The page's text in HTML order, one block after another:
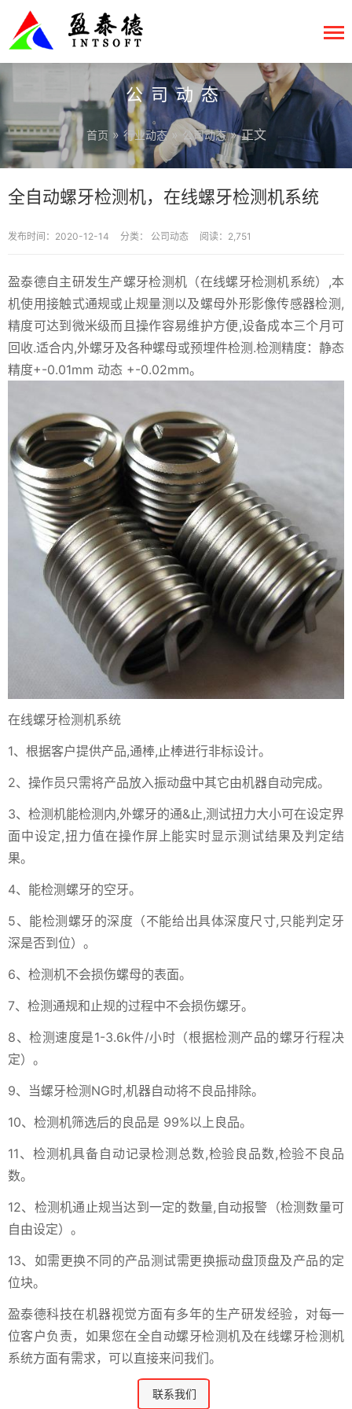
公司动态
首页 »行业动态» 公司动态» 正文
全自动螺牙检测机，在线螺牙检测机系统
发布时间：2020-12-14 分类： 公司动态 阅读：2,751
盈泰德自主研发生产螺牙检测机（在线螺牙检测机系统）,本
机使用接触式通规或止规量测以及螺母外形影像传感器检测,
精度可达到微米级而且操作容易维护方便,设备成本三个月可
回收.适合内,外螺牙及各种螺母或预埋件检测.检测精度：静态
精度+-0.01mm 动态 +-0.02mm。
在线螺牙检测机系统
1、根据客户提供产品,通棒,止棒进行非标设计。
2、操作员只需将产品放入振动盘中其它由机器自动完成。
3、检测机能检测内,外螺牙的通&止,测试扭力大小可在设定界
面中设定,扭力值在操作屏上能实时显示测试结果及判定结
果。
4、能检测螺牙的空牙。
5、能检测螺牙的深度（不能给出具体深度尺寸,只能判定牙
深是否到位）。
6、检测机不会损伤螺母的表面。
7、检测通规和止规的过程中不会损伤螺牙。
8、检测速度是1-3.6k件/小时（根据检测产品的螺牙行程决
定）。
9、当螺牙检测NG时,机器自动将不良品排除。
10、检测机筛选后的良品是 99%以上良品。
11、检测机具备自动记录检测总数,检验良品数,检验不良品
数。
12、检测机通止规当达到一定的数量,自动报警（检测数量可
自由设定）。
13、如需更换不同的产品测试需更换振动盘顶盘及产品的定
位块。
盈泰德科技在机器视觉方面有多年的生产研发经验，对每一
位客户负责，如果您在全自动螺牙检测机及在线螺牙检测机
系统方面有需求，可以直接来问我们。
联系我们